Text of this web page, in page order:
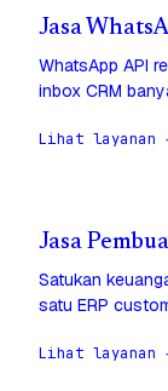
Jasa
WhatsApp API
inbox CRM
Lihat layanan
Jasa
Satukan
satu ERP
Lihat layanan